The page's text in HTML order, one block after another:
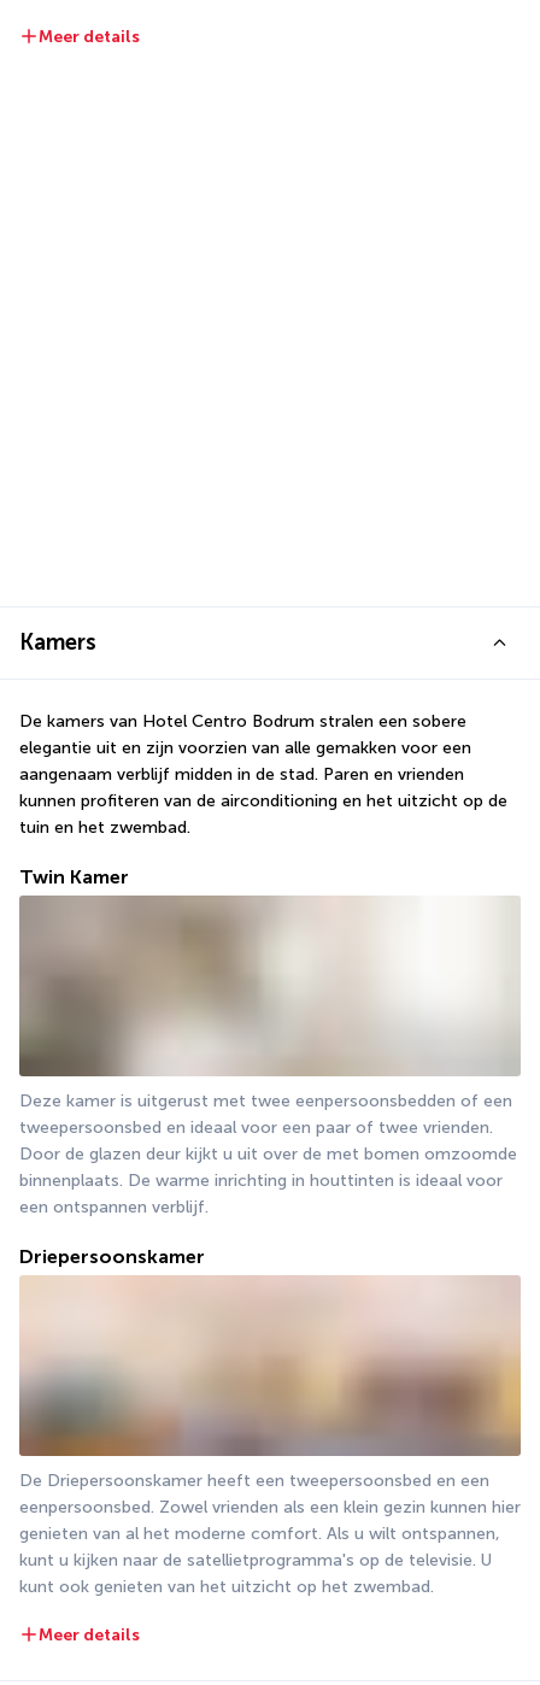
Meer details
Kamers
De kamers van Hotel Centro Bodrum stralen een sobere
elegantie uit en zijn voorzien van alle gemakken voor een
aangenaam verblijf midden in de stad. Paren en vrienden
kunnen profiteren van de airconditioning en het uitzicht op de
tuin en het zwembad.
Twin Kamer
Deze kamer is uitgerust met twee eenpersoonsbedden of een
tweepersoonsbed en ideaal voor een paar of twee vrienden.
Door de glazen deur kijkt u uit over de met bomen omzoomde
binnenplaats. De warme inrichting in houttinten is ideaal voor
een ontspannen verblijf.
Driepersoonskamer
De Driepersoonskamer heeft een tweepersoonsbed en een
eenpersoonsbed. Zowel vrienden als een klein gezin kunnen hier
genieten van al het moderne comfort. Als u wilt ontspannen,
kunt u kijken naar de satellietprogramma's op de televisie. U
kunt ook genieten van het uitzicht op het zwembad.
Meer details